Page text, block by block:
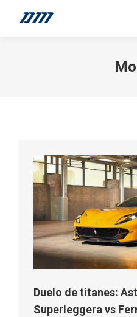
Duelo de titanes:
Superleggera vs